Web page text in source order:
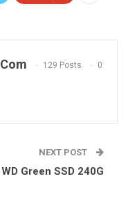
129 Posts 0
NEXT POST
Green SSD 240G